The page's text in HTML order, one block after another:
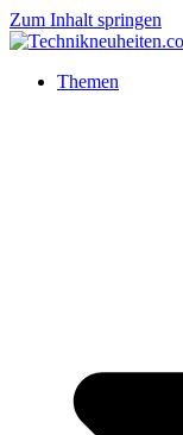
Zum Inhalt springen
Themen